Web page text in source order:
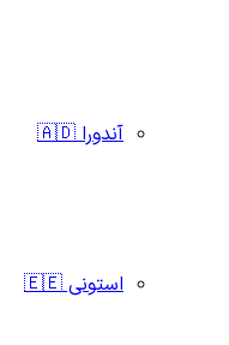
آندورا 🇦🇩
استونی 🇪🇪